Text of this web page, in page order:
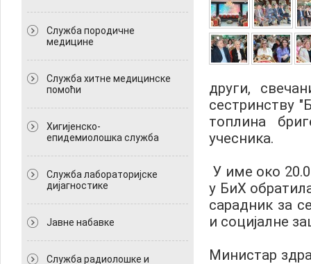
Служба породичне
медицине
Служба хитне медицинске
помоћи
Хигијенско-
епидемиолошка служба
Служба лабораторијске
дијагностике
Јавне набавке
Служба радиолошке и
други,
сестринству
топлина
учесника.
У име око
у БиХ
сарадник за
и социјалне
Министар